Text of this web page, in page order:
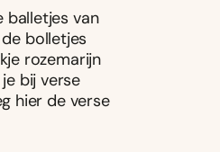
balletjes van
bolletjes
rozemarijn
bij verse
hier de verse